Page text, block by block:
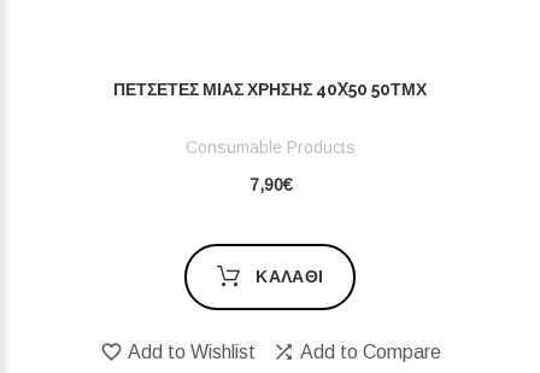
ΠΕΤΣΈΤΕΣ ΜΙΑΣ ΧΡΉΣΗΣ 40X50 50ΤΜΧ
Consumable Products
7,90€
ΚΑΛΆΘΙ
Add to Wishlist Add to Compare